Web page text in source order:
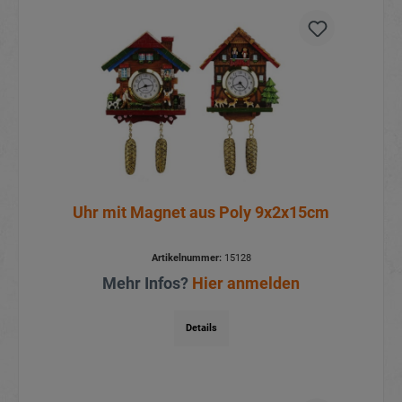
Uhr mit Magnet aus Poly 9x2x15cm
Artikelnummer:15128
Mehr Infos? Hier anmelden
Details